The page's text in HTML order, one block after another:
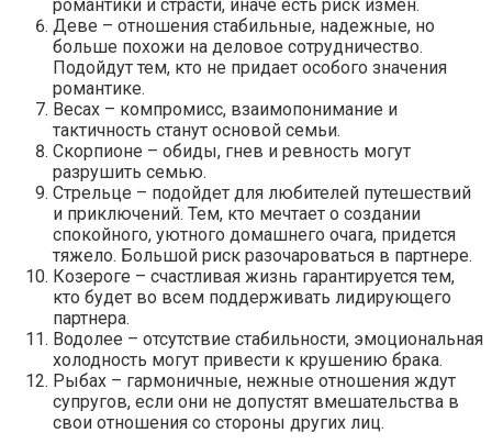
романтики и страсти, иначе есть риск измен.
Деве – отношения стабильные, надежные, но
больше похожи на деловое сотрудничество.
Подойдут тем, кто не придает особого значения
романтике.
Весах – компромисс, взаимопонимание и
тактичность станут основой семьи.
Скорпионе – обиды, гнев и ревность могут
разрушить семью.
Стрельце – подойдет для любителей путешествий
и приключений. Тем, кто мечтает о создании
спокойного, уютного домашнего очага, придется
тяжело. Большой риск разочароваться в партнере.
Козероге – счастливая жизнь гарантируется тем,
кто будет во всем поддерживать лидирующего
партнера.
Водолее – отсутствие стабильности, эмоциональная
холодность могут привести к крушению брака.
Рыбах – гармоничные, нежные отношения ждут
супругов, если они не допустят вмешательства в
свои отношения со стороны других лиц.